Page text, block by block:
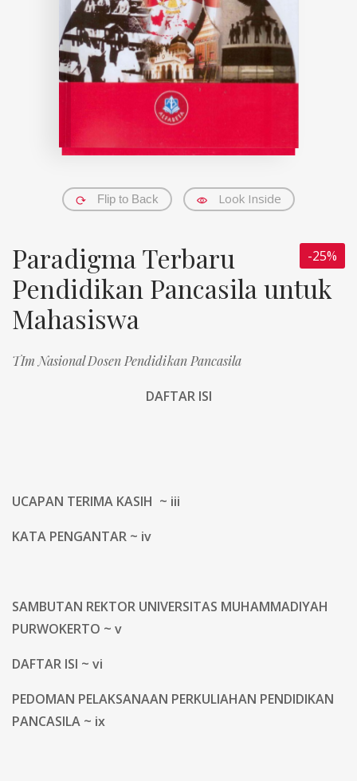
Flip to Back Look Inside
-25%
Paradigma Terbaru
Pendidikan Pancasila untuk
Mahasiswa
TIm Nasional Dosen Pendidikan Pancasila
DAFTAR ISI
UCAPAN TERIMA KASIH ~ iii
KATA PENGANTAR ~ iv
SAMBUTAN REKTOR UNIVERSITAS MUHAMMADIYAH
PURWOKERTO ~ v
DAFTAR ISI ~ vi
PEDOMAN PELAKSANAAN PERKULIAHAN PENDIDIKAN
PANCASILA ~ ix